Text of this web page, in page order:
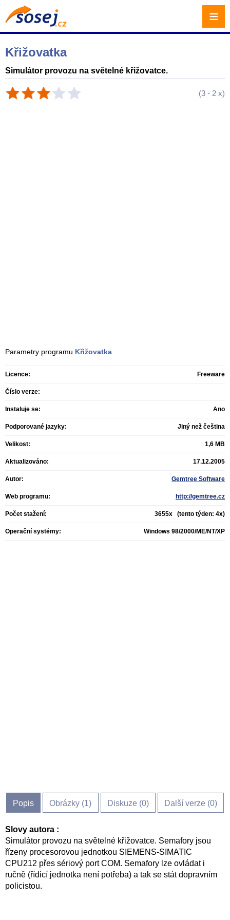
Křižovatka
Simulátor provozu na světelné křižovatce.
(3 - 2 x)
Parametry programu Křižovatka
Licence: Freeware
Číslo verze:
Instaluje se: Ano
Podporované jazyky: Jiný než čeština
Velikost: 1,6 MB
Aktualizováno: 17.12.2005
Autor: Gemtree Software
Web programu: http://gemtree.cz
Počet stažení: 3655x (tento týden: 4x)
Operační systémy: Windows 98/2000/ME/NT/XP
Popis Obrázky (1) Diskuze (0) Další verze (0)
Slovy autora :
Simulátor provozu na světelné křižovatce. Semafory jsou
řízeny procesorovou jednotkou SIEMENS-SIMATIC
CPU212 přes sériový port COM. Semafory lze ovládat i
ručně (řídicí jednotka není potřeba) a tak se stát dopravním
policistou.
≡